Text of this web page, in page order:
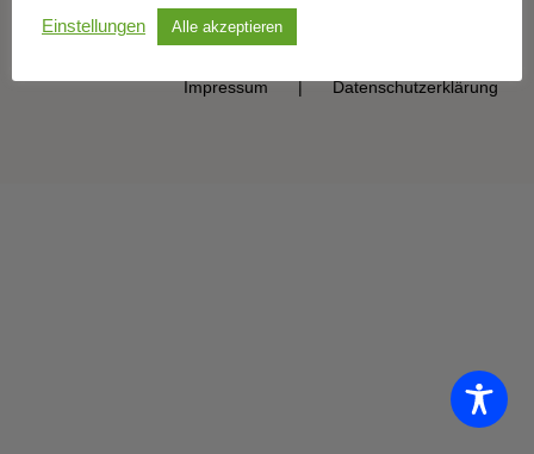
Impressum Datenschutzerklärung
Einstellungen Alle akzeptieren